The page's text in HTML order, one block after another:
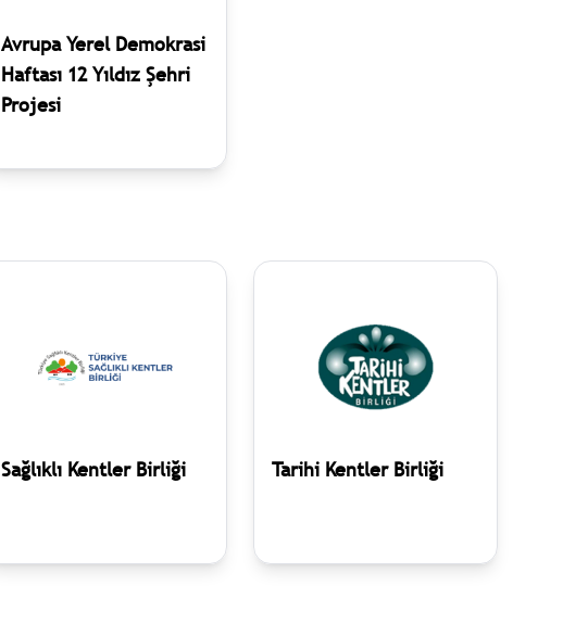
Avrupa Yerel Demokrasi
Haftası 12 Yıldız Şehri
Projesi
Sağlıklı Kentler Birliği Tarihi Kentler Birliği